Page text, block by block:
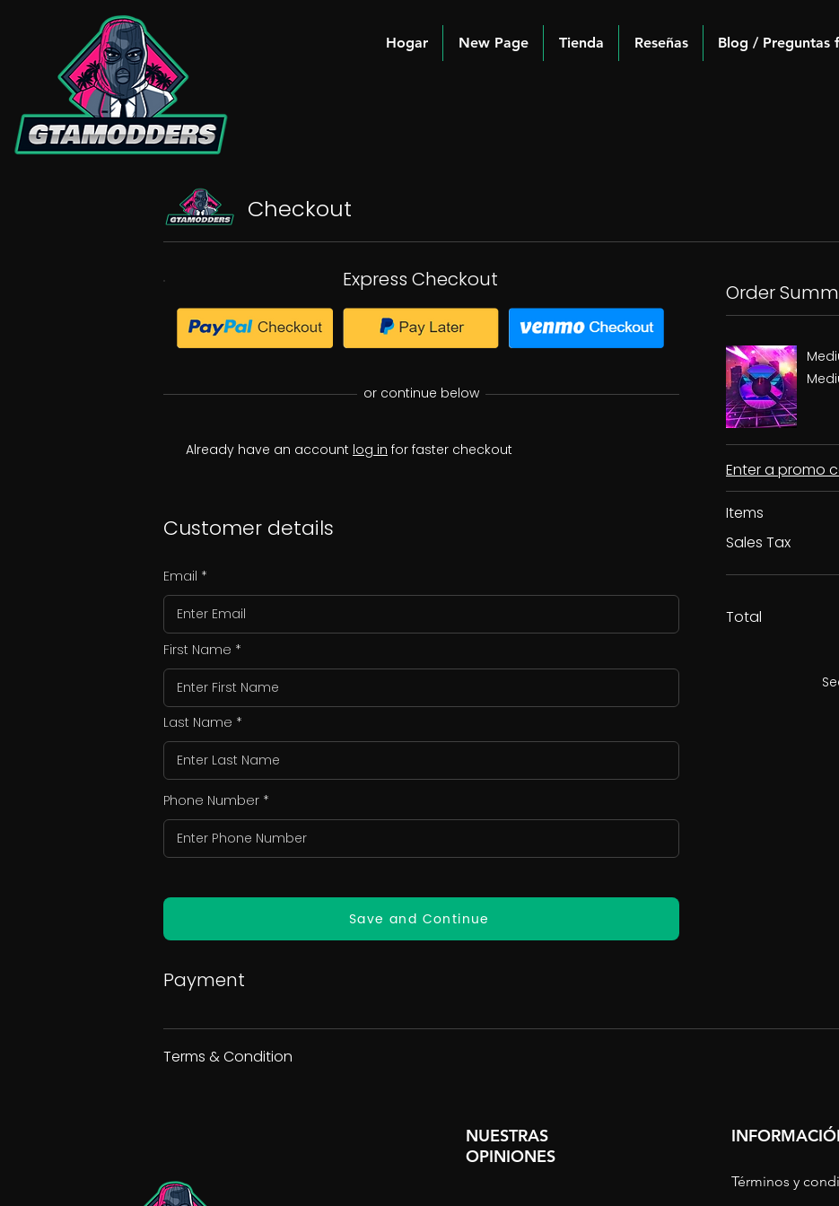
Hogar New Page Tienda Reseñas Blog / Preguntas
Checkout
Express Checkout
or continue below
Already have an account log in for faster checkout
Customer details
Email
First Name
Last Name
Phone Number
Save and Continue
Order
Enter a promo
Items
Sales Tax
Total
Payment
Terms & Condition
NUESTRAS
OPINIONES
Términos y